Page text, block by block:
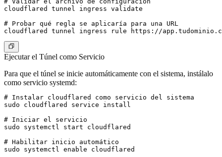
cloudflared tunnel ingress validate
# Probar qué regla se aplicaría para una URL
Ejecutar el Túnel como Servicio
Para que el túnel se inicie automáticamente con el sistema, instálalo
como servicio systemd:
# Instalar cloudflared como servicio del sistema
sudo cloudflared service install
# Iniciar el servicio
sudo systemctl start cloudflared
# Habilitar inicio automático
sudo systemctl enable cloudflared